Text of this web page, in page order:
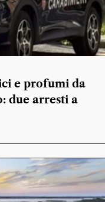
e profumi da
due arresti a